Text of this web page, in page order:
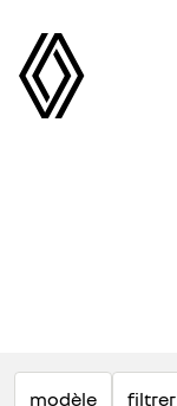
modèle filtrer